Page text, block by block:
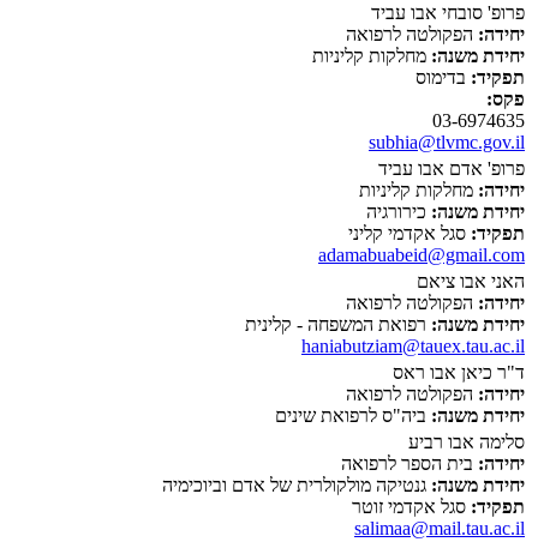
פרופ' סובחי אבו עביד
יחידה: הפקולטה לרפואה
יחידת משנה: מחלקות קליניות
תפקיד: בדימוס
פקס:
03-6974635
subhia@tlvmc.gov.il
פרופ' אדם אבו עביד
יחידה: מחלקות קליניות
יחידת משנה: כירורגיה
תפקיד: סגל אקדמי קליני
adamabuabeid@gmail.com
האני אבו ציאם
יחידה: הפקולטה לרפואה
יחידת משנה: רפואת המשפחה - קלינית
haniabutziam@tauex.tau.ac.il
ד"ר כיאן אבו ראס
יחידה: הפקולטה לרפואה
יחידת משנה: ביה"ס לרפואת שינים
סלימה אבו רביע
יחידה: בית הספר לרפואה
יחידת משנה: גנטיקה מולקולרית של אדם וביוכימיה
תפקיד: סגל אקדמי זוטר
salimaa@mail.tau.ac.il